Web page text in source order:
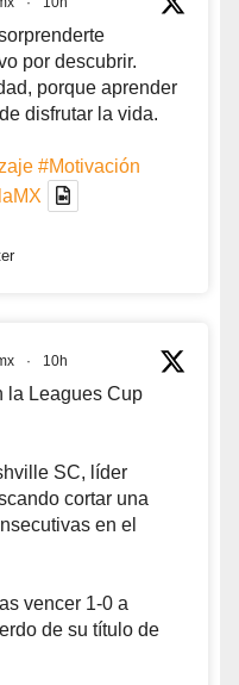
por descubrir.
porque aprender
disfrutar la vida.
#Motivación
· 10h
la Leagues Cup
SC, líder
cortar una
en el
vencer 1-0 a
de su título de